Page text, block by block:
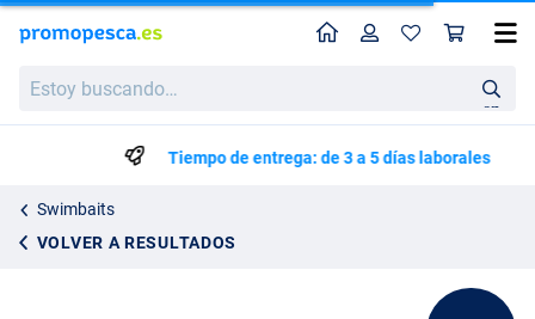
buscando…
en
Perfil
Tiempo de entrega: de 3 a 5 días laborales
Swimbaits
VOLVER A RESULTADOS
Musky Innovations Regular Double Dawgs
29.95